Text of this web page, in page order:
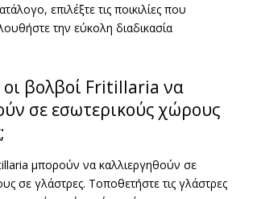
επιλέξτε τις ποικιλίες που
την εύκολη διαδικασία
βολβοί Fritillaria να
σε εσωτερικούς χώρους
μπορούν να καλλιεργηθούν σε
σε γλάστρες. Τοποθετήστε τις γλάστρες